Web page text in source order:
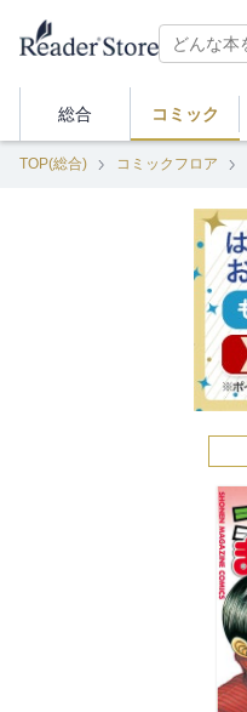
総合 コミック
TOP(総合) コミックフロア